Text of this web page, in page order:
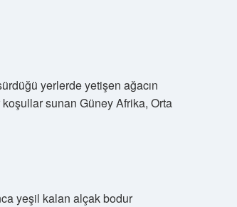
yerlerde yetişen ağacın
sunan Güney Afrika, Orta
yeşil kalan alçak bodur